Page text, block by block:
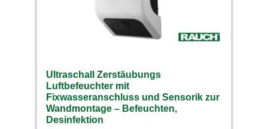
Ultraschall Zerstäubungs
Luftbefeuchter mit
Fixwasseranschluss und Sensorik zur
Wandmontage – Befeuchten,
Desinfektion